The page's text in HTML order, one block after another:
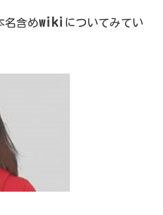
名含めwiki についてみてい